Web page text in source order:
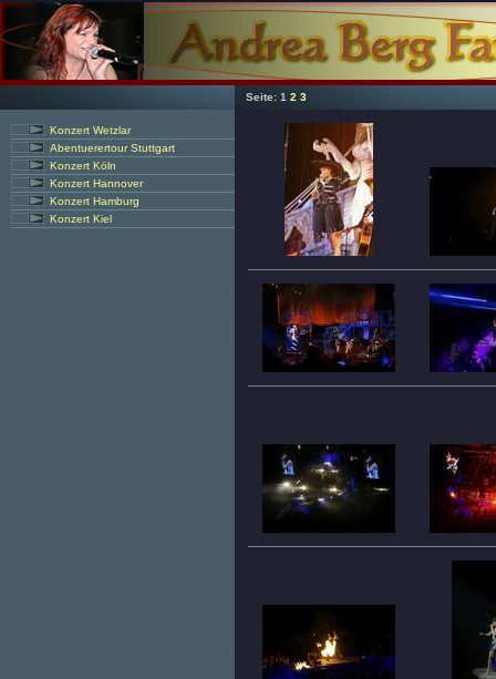
Seite: 1 2 3
Konzert Wetzlar
Abentuerertour Stuttgart
Konzert Köln
Konzert Hannover
Konzert Hamburg
Konzert Kiel